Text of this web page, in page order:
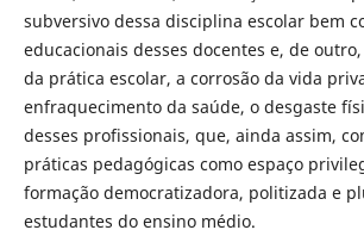
subversivo dessa disciplina escolar bem
educacionais desses docentes e, de
da prática escolar, a corrosão da vida
enfraquecimento da saúde, o desgaste
desses profissionais, que, ainda assim,
práticas pedagógicas como espaço
formação democratizadora, politizada e
estudantes do ensino médio.